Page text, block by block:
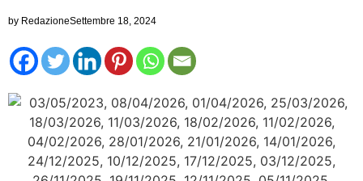
by RedazioneSettembre 18, 2024